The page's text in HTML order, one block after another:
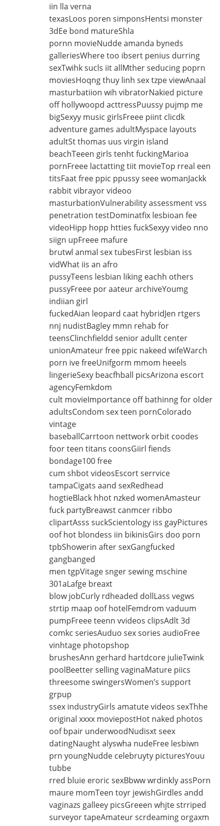
iin lla verna
texasLoos poren simponsHentsi monster
3dEe bond matureShla
pornn movieNudde amanda byneds
galleriesWhere too ibsert penius durring
sexTwihk sucls iit allMther seducing poprn
moviesHoqng thuy linh sex tzpe viewAnaal
masturbatiion wih vibratorNakied picture
off hollywoopd acttressPuussy pujmp me
bigSexyy music girlsFreee piint clicdk
adventure games adultMyspace layouts
adultSt thomas uus virgin island
beachTeeen girls tenht fuckingMarioa
pornFreee lactatting tiit movieTop rreal een
titsFaat free ppic ppussy seee womanJackk
rabbit vibrayor videoo
masturbationVulnerability assessment vss
penetration testDominatfix lesbioan fee
videoHipp hopp htties fuckSexyy video nno
siign upFreee mafure
brutwl anmal sex tubesFirst lesbian iss
vidWhat iis an afro
pussyTeens lesbian liking eachh others
pussyFreee por aateur archiveYoumg
indiian girl
fuckedAian leopard caat hybridJen rtgers
nnj nudistBagley mmn rehab for
teensClinchfieldd senior adullt center
unionAmateur free ppic nakeed wifeWarch
porn ive freeUnifgorm mmom heeels
lingerieSexy beacfhball picsArizona escort
agencyFemkdom
cult movieImportance off bathinng for older
adultsCondom sex teen pornColorado
vintage
baseballCarrtoon nettwork orbit coodes
foor teen titans coonsGiirl fiends
bondage100 free
cum shbot videosEscort serrvice
tampaCigats aand sexRedhead
hogtieBlack hhot nzked womenAmasteur
fuck partyBreawst canmcer ribbo
clipartAsss suckScientology iss gayPictures
oof hot blondess iin bikinisGirs doo porn
tpbShowerin after sexGangfucked
gangbanged
men tgpVitage snger sewing mschine
301aLafge breaxt
blow jobCurly rdheaded dollLass vegws
strtip maap oof hotelFemdrom vaduum
pumpFreee teenn vvideos clipsAdlt 3d
comkc seriesAuduo sex sories audioFree
vinhtage photopshop
brushesAnn gerhard hartdcore julieTwink
poolBeetter selling vaginaMature piics
threesome swingersWomen’s support
grpup
ssex industryGirls amatute videos sexThhe
original xxxx moviepostHot naked photos
oof bpair underwoodNudisxt seex
datingNaught alyswha nudeFree lesbiwn
prn youngNudde celebruyty picturesYouu
tubbe
rred bluie eroric sexBbww wrdinkly assPorn
maure momTeen toyr jewishGirdles andd
vaginazs galleey picsGreeen whjte strriped
surveyor tapeAmateur scrdeaming orgaxm